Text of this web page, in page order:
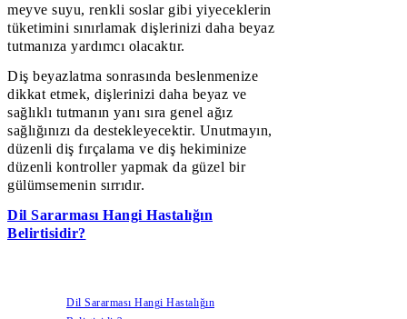
meyve suyu, renkli soslar gibi yiyeceklerin
tüketimini sınırlamak dişlerinizi daha beyaz
tutmanıza yardımcı olacaktır.
Diş beyazlatma sonrasında beslenmenize
dikkat etmek, dişlerinizi daha beyaz ve
sağlıklı tutmanın yanı sıra genel ağız
sağlığınızı da destekleyecektir. Unutmayın,
düzenli diş fırçalama ve diş hekiminize
düzenli kontroller yapmak da güzel bir
gülümsemenin sırrıdır.
Dil Sararması Hangi Hastalığın
Belirtisidir?
Dil Sararması Hangi Hastalığın